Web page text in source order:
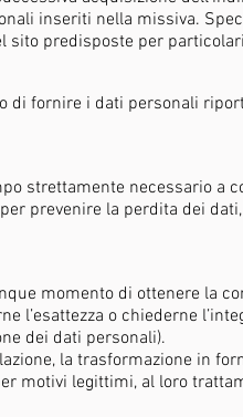
inseriti nella missiva.
sito predisposte per
di fornire i dati personali
strettamente necessario a
prevenire la perdita dei
momento di ottenere la
o chiederne
dei dati personali).
la trasformazione in
motivi legittimi, al loro